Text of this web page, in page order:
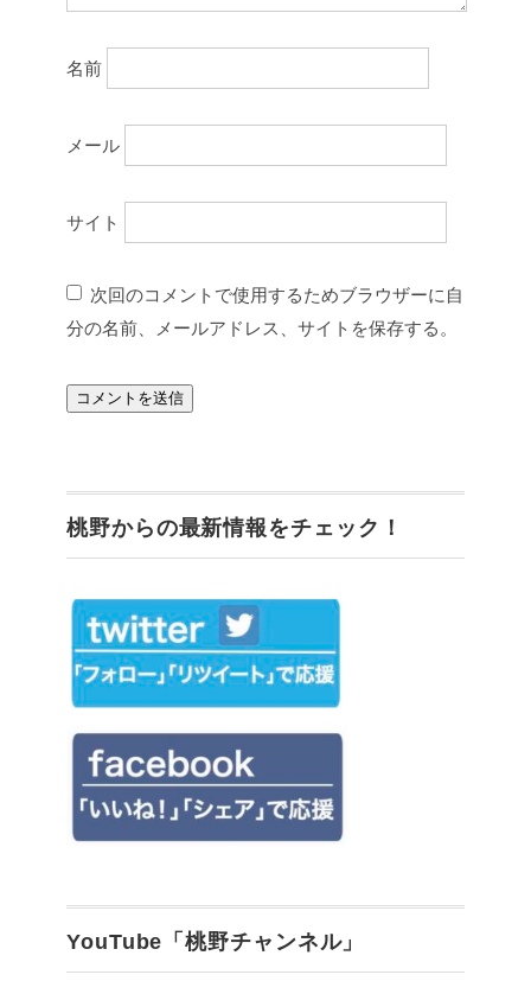
名前
メール
サイト
次回のコメントで使用するためブラウザーに自
分の名前、メールアドレス、サイトを保存する。
桃野からの最新情報をチェック！
YouTube「桃野チャンネル」